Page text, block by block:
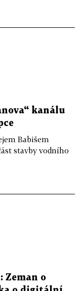
kanálu
Babišem
stavby vodního
o